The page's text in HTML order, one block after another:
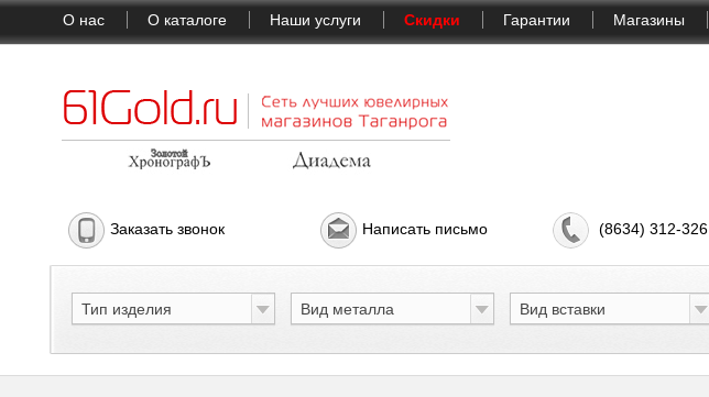
О нас О каталоге Наши услуги Скидки Гарантии Магазины
Заказать звонок Написать письмо (8634) 312-326
Тип изделия Вид металла Вид вставки